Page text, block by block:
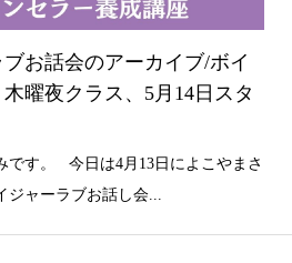
お話会のアーカイブ/ボイ
曜夜クラス、5月14日スタ
です。 今日は4月13日によこやまさ
ジャーラブお話し会...